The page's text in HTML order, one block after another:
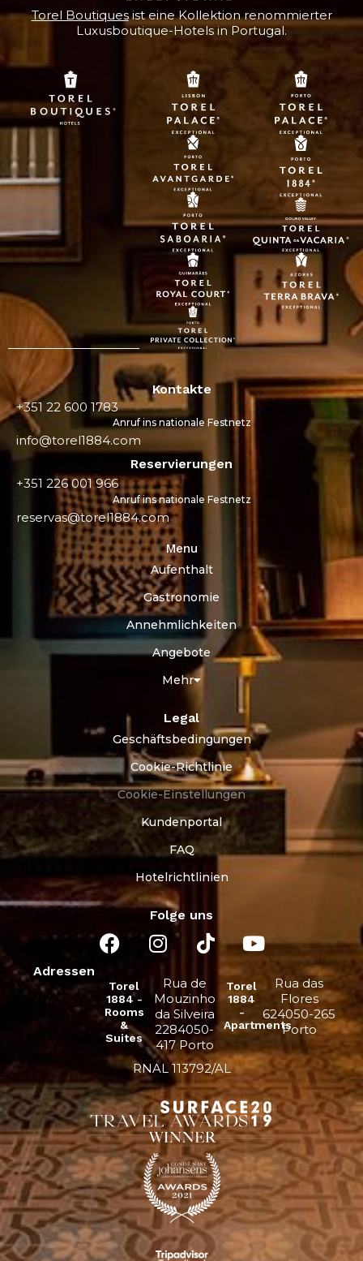
Torel Boutiquesist eine Kollektion renommierter
Luxusboutique-Hotels in Portugal.
Kontakte
+351 22 600 1783
Anruf ins nationale Festnetz
info@torel1884.com
Reservierungen
+351 226 001 966
Anruf ins nationale Festnetz
reservas@torel1884.com
Menu
Aufenthalt
Gastronomie
Annehmlichkeiten
Angebote
Mehr
Legal
Geschäftsbedingungen
Cookie-Richtlinie
Cookie-Einstellungen
Kundenportal
FAQ
Hotelrichtlinien
Folge uns
Adressen
Torel
1884 -
Rooms
&
Suites
Rua de
Mouzinho
da Silveira
2284050-
417 Porto
Torel
1884
-
Apartments
Rua das
Flores
624050-265
Porto
RNAL 113792/AL